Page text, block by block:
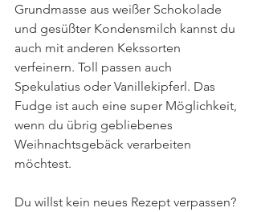
Grundmasse aus weißer Schokolade
und gesüßter Kondensmilch kannst du
auch mit anderen Kekssorten
verfeinern. Toll passen auch
Spekulatius oder Vanillekipferl. Das
Fudge ist auch eine super Möglichkeit,
wenn du übrig gebliebenes
Weihnachtsgebäck verarbeiten
möchtest.
Du willst kein neues Rezept verpassen?